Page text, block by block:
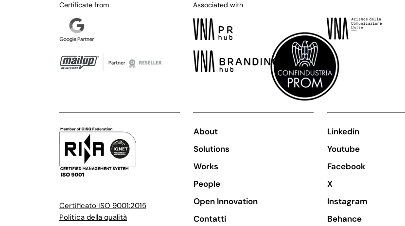
Certificate from Associated with
Certificato ISO 9001:2015
Politica della qualità
About
Solutions
Works
People
Open Innovation
Contatti
Linkedin
Youtube
Facebook
X
Instagram
Behance